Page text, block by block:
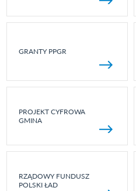
GRANTY PPGR
PROJEKT CYFROWA
GMINA
RZĄDOWY FUNDUSZ
POLSKI ŁAD